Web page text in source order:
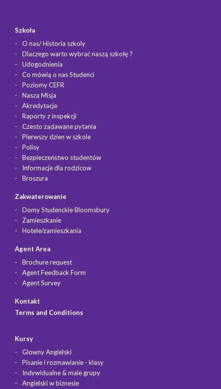
Szkoła
O nas/ Historia szkoly
Dlaczego warto wybrać naszą szkołę ?
Udogodnienia
Co mówią o nas Studenci
Poziomy CEFR
Nasza Misja
Akredytacje
Raporty z inspekcji
Czesto zadawane pytania
Pierwszy dzien w szkole
Polisy
Bezpieczeństwo studentów
Informacje dla rodzicow
Broszura
Zakwaterowanie
Domy Studenckie Bloomsbury
Zamieszkanie
Hotele/zamieszkania
Agent Area
Brochure request
Agent Feedback Form
Agent Survey
Kontakt
Terms and Conditions
Kursy
Glowny Angielski
Pisanie i rozmawianie - klasy
Indywidualne & male grupy
Angielski w biznesie